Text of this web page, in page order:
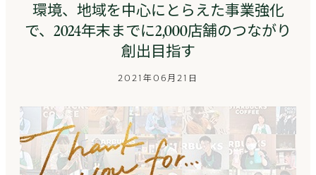
環境、地域を中心にとらえた事業強化
で、2024年末までに2,000店舗のつながり
創出目指す
2021年06月21日